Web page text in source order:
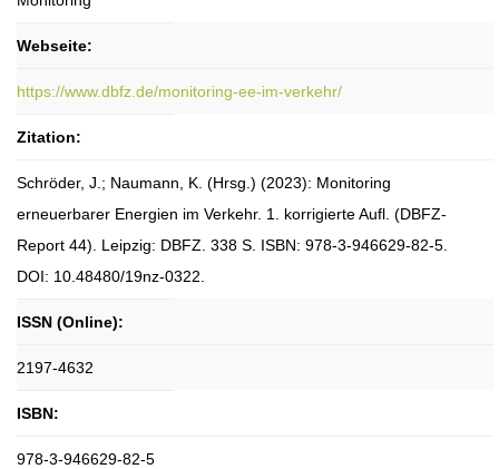
Webseite:
https://www.dbfz.de/monitoring-ee-im-verkehr/
Zitation:
Schröder, J.; Naumann, K. (Hrsg.) (2023): Monitoring
erneuerbarer Energien im Verkehr. 1. korrigierte Aufl. (DBFZ-
Report 44). Leipzig: DBFZ. 338 S. ISBN: 978-3-946629-82-5.
DOI: 10.48480/19nz-0322.
ISSN (Online):
2197-4632
ISBN:
978-3-946629-82-5